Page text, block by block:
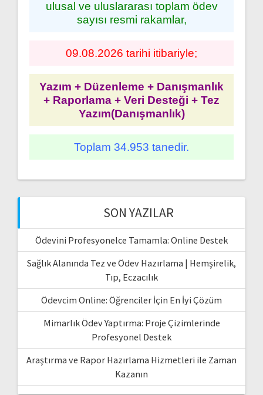
ulusal ve uluslararası toplam ödev
sayısı resmi rakamlar,
09.08.2026 tarihi itibariyle;
Yazım + Düzenleme + Danışmanlık
+ Raporlama + Veri Desteği + Tez
Yazım(Danışmanlık)
Toplam 34.953 tanedir.
SON YAZILAR
Ödevini Profesyonelce Tamamla: Online Destek
Sağlık Alanında Tez ve Ödev Hazırlama | Hemşirelik,
Tıp, Eczacılık
Ödevcim Online: Öğrenciler İçin En İyi Çözüm
Mimarlık Ödev Yaptırma: Proje Çizimlerinde
Profesyonel Destek
Araştırma ve Rapor Hazırlama Hizmetleri ile Zaman
Kazanın